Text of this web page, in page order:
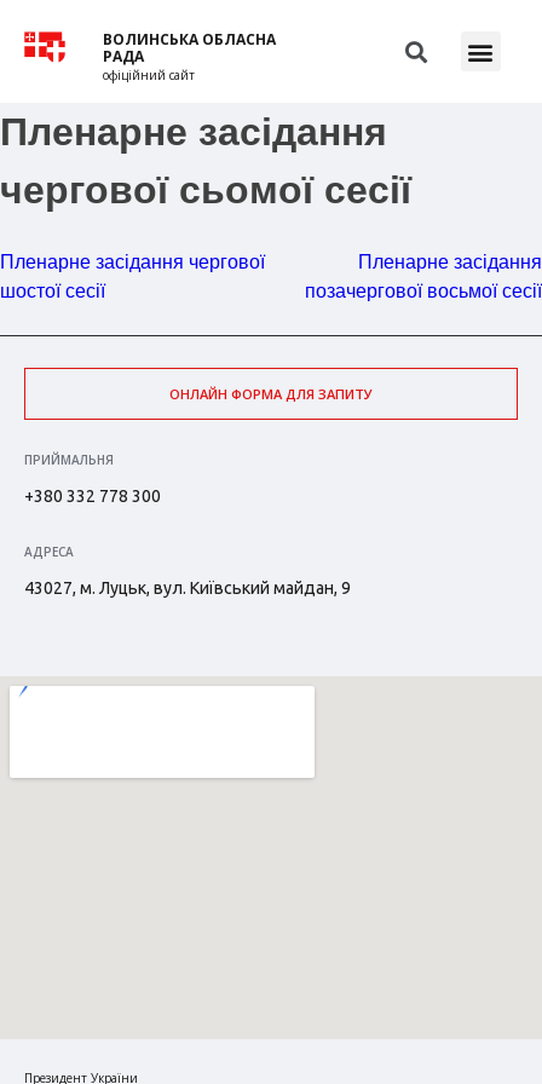
ВОЛИНСЬКА ОБЛАСНА
РАДА
офіційний сайт
Пленарне засідання
чергової сьомої сесії
Пленарне засідання чергової
шостої сесії
Пленарне засідання
позачергової восьмої сесії
ОНЛАЙН ФОРМА ДЛЯ ЗАПИТУ
ПРИЙМАЛЬНЯ
+380 332 778 300
АДРЕСА
43027, м. Луцьк, вул. Київський майдан, 9
Президент України